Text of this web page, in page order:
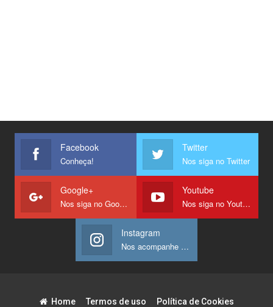
Facebook
Conheça!
Twitter
Nos siga no Twitter
Google+
Nos siga no Google +
Youtube
Nos siga no Youtube
Instagram
Nos acompanhe no Instagram
Home Termos de uso Política de Cookies